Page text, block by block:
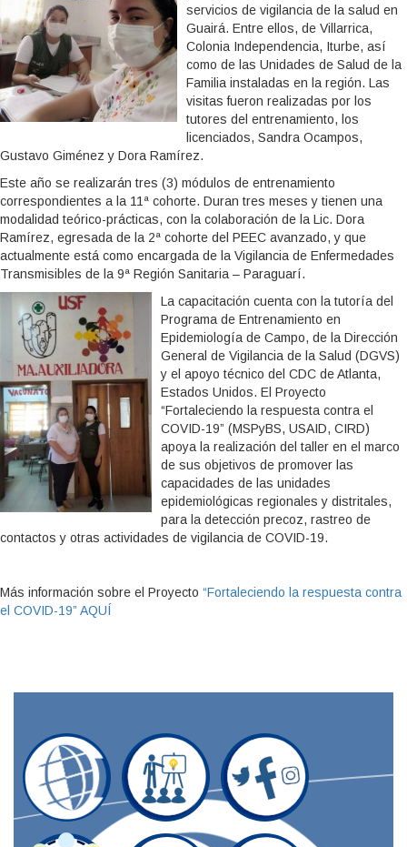
servicios de vigilancia de la salud en
Guairá. Entre ellos, de Villarrica,
Colonia Independencia, Iturbe, así
como de las Unidades de Salud de la
Familia instaladas en la región. Las
visitas fueron realizadas por los
tutores del entrenamiento, los
licenciados, Sandra Ocampos,
Gustavo Giménez y Dora Ramírez.
Este año se realizarán tres (3) módulos de entrenamiento
correspondientes a la 11ª cohorte. Duran tres meses y tienen una
modalidad teórico-prácticas, con la colaboración de la Lic. Dora
Ramírez, egresada de la 2ª cohorte del PEEC avanzado, y que
actualmente está como encargada de la Vigilancia de Enfermedades
Transmisibles de la 9ª Región Sanitaria – Paraguarí.
La capacitación cuenta con la tutoría del
Programa de Entrenamiento en
Epidemiología de Campo, de la Dirección
General de Vigilancia de la Salud (DGVS)
y el apoyo técnico del CDC de Atlanta,
Estados Unidos. El Proyecto
“Fortaleciendo la respuesta contra el
COVID-19” (MSPyBS, USAID, CIRD)
apoya la realización del taller en el marco
de sus objetivos de promover las
capacidades de las unidades
epidemiológicas regionales y distritales,
para la detección precoz, rastreo de
contactos y otras actividades de vigilancia de COVID-19.
Más información sobre el Proyecto “Fortaleciendo la respuesta contra
el COVID-19” AQUÍ